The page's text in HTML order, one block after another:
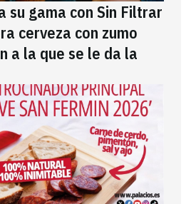
su gama con Sin Filtrar
cerveza con zumo
a la que se le da la